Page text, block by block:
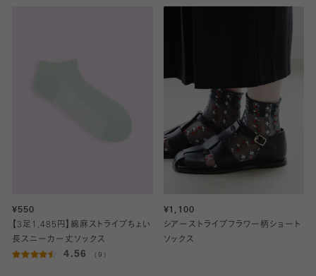
¥550
【3足1,485円】綿麻ストライプちょい
長スニーカー丈ソックス
4.56 （9）
¥1,100
シアーストライプフラワー柄ショート
ソックス